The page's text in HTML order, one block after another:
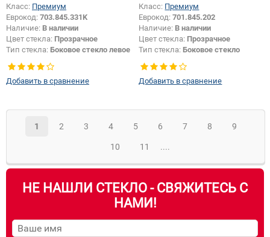
Класс: Премиум
Еврокод: 703.845.331K
Наличие: В наличии
Цвет стекла: Прозрачное
Тип стекла: Боковое стекло левое
Добавить в сравнение
Класс: Премиум
Еврокод:701.845.202
Наличие: В наличии
Цвет стекла: Прозрачное
Тип стекла: Боковое стекло
Добавить в сравнение
1 2 3 4 5 6 7 8 9
10 11 ....
НЕ НАШЛИ СТЕКЛО - СВЯЖИТЕСЬ С
НАМИ!